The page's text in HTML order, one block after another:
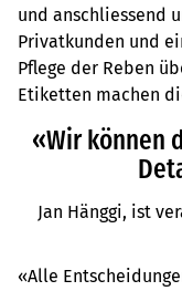
und anschliessend
Privatkunden und
Pflege der Reben
Etiketten machen
«Wir können
Jan Hänggi, ist
«Alle